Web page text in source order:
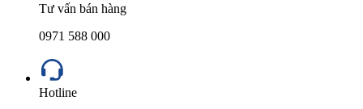
Tư vấn bán hàng
0971 588 000
Hotline